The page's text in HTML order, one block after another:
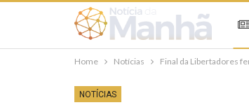
Home Notícias Final da Libertadores
NOTÍCIAS